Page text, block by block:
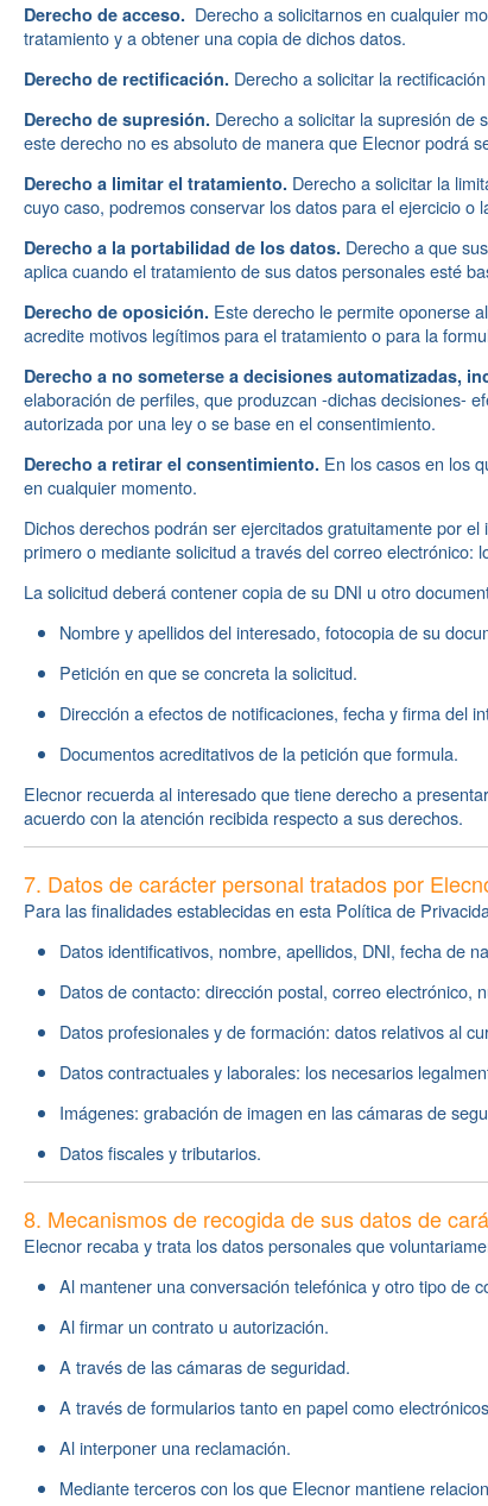
Derecho de acceso. Derecho a solicitarnos en cualquier
tratamiento y a obtener una copia de dichos datos.
Derecho de rectificación. Derecho a solicitar la
Derecho de supresión. Derecho a solicitar la supresión de
este derecho no es absoluto de manera que Elecnor podrá
Derecho a limitar el tratamiento. Derecho a solicitar la
cuyo caso, podremos conservar los datos para el ejercicio o
Derecho a la portabilidad de los datos. Derecho a que
aplica cuando el tratamiento de sus datos personales esté
Derecho de oposición. Este derecho le permite oponerse
acredite motivos legítimos para el tratamiento o para la
Derecho a no someterse a decisiones automatizadas,
elaboración de perfiles, que produzcan -dichas decisiones-
autorizada por una ley o se base en el consentimiento.
Derecho a retirar el consentimiento. En los casos en los
en cualquier momento.
Dichos derechos podrán ser ejercitados gratuitamente por
primero o mediante solicitud a través del correo
La solicitud deberá contener copia de su DNI u otro
Nombre y apellidos del interesado, fotocopia de su
Petición en que se concreta la solicitud.
Dirección a efectos de notificaciones, fecha y firma del
Documentos acreditativos de la petición que formula.
Elecnor recuerda al interesado que tiene derecho a
acuerdo con la atención recibida respecto a sus derechos.
7. Datos de carácter personal tratados por
Para las finalidades establecidas en esta Política de
Datos identificativos, nombre, apellidos, DNI, fecha de
Datos de contacto: dirección postal, correo electrónico,
Datos profesionales y de formación: datos relativos al
Datos contractuales y laborales: los necesarios
Imágenes: grabación de imagen en las cámaras de
Datos fiscales y tributarios.
8. Mecanismos de recogida de sus datos de
Elecnor recaba y trata los datos personales que
Al mantener una conversación telefónica y otro tipo de
Al firmar un contrato u autorización.
A través de las cámaras de seguridad.
A través de formularios tanto en papel como
Al interponer una reclamación.
Mediante terceros con los que Elecnor mantiene